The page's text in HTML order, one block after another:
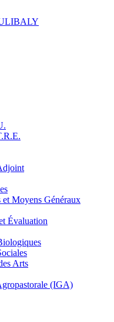
Moyens Généraux
Évaluation
Arts
(IGA)